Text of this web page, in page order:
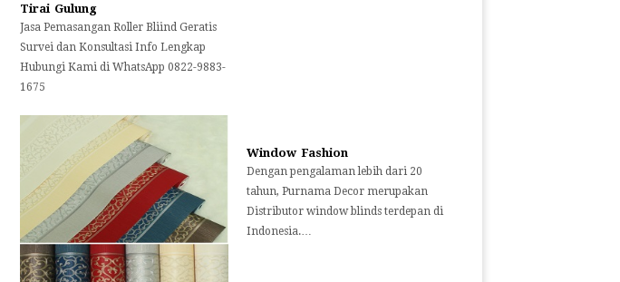
Tirai Gulung
Jasa Pemasangan Roller Bliind Geratis
Survei dan Konsultasi Info Lengkap
Hubungi Kami di WhatsApp 0822-9883-
1675
Window Fashion
Dengan pengalaman lebih dari 20
tahun, Purnama Decor merupakan
Distributor window blinds terdepan di
Indonesia.…